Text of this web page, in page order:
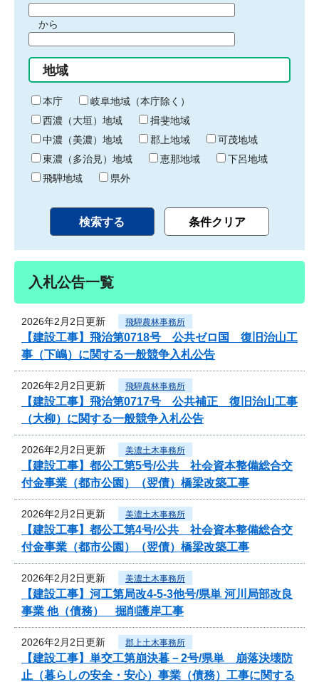
間
始
り
から
間
終
わ
り
地域
本庁
岐阜地域（本庁除く）
西濃（大垣）地域
揖斐地域
中濃（美濃）地域
郡上地域
可茂地域
東濃（多治見）地域
恵那地域
下呂地域
飛騨地域
県外
入札公告一覧
2026年2月2日更新 飛騨農林事務所
【建設工事】飛治第0718号 公共ゼロ国 復旧治山工
事（下嶋）に関する一般競争入札公告
2026年2月2日更新 飛騨農林事務所
【建設工事】飛治第0717号 公共補正 復旧治山工事
（大柳）に関する一般競争入札公告
2026年2月2日更新 美濃土木事務所
【建設工事】都公工第5号/公共 社会資本整備総合交
付金事業（都市公園）（翌債）橋梁改築工事
2026年2月2日更新 美濃土木事務所
【建設工事】都公工第4号/公共 社会資本整備総合交
付金事業（都市公園）（翌債）橋梁改築工事
2026年2月2日更新 美濃土木事務所
【建設工事】河工第局改4-5-3他号/県単 河川局部改良
事業 他（債務） 掘削護岸工事
2026年2月2日更新 郡上土木事務所
【建設工事】単交工第崩決暮－2号/県単 崩落決壊防
止（暮らしの安全・安心）事業（債務）工事に関する